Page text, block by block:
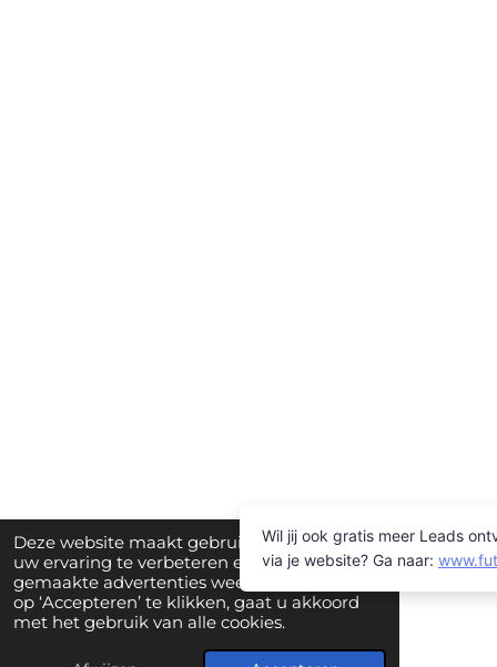
Deze website maakt gebruik van cookies om
uw ervaring te verbeteren en op maat
gemaakte advertenties weer te geven. Door
op ‘Accepteren’ te klikken, gaat u akkoord
met het gebruik van alle cookies.